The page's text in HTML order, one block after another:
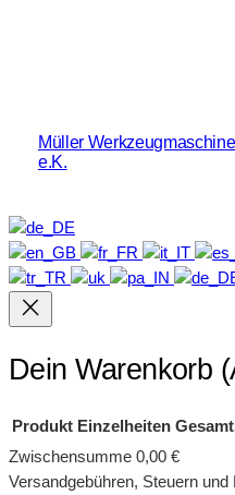
Müller
e.K.
Dein Warenkorb
Produkte
Produkt Einzelheiten
Zwischensumme 0,00 €
Versandgebühren, Steuern